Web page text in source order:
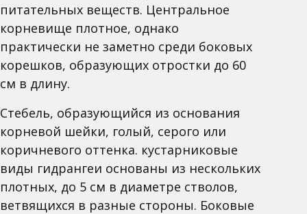
питательных веществ. Центральное
корневище плотное, однако
практически не заметно среди боковых
корешков, образующих отростки до 60
см в длину.
Стебель, образующийся из основания
корневой шейки, голый, серого или
коричневого оттенка. кустарниковые
виды гидрангеи основаны из нескольких
плотных, до 5 см в диаметре стволов,
ветвящихся в разные стороны. Боковые